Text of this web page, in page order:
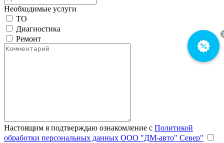
Необходимые услуги
ТО
Диагностика
Ремонт
Настоящим я подтверждаю ознакомление с Политикой
обработки персональных данных ООО "ДМ-авто" Север"